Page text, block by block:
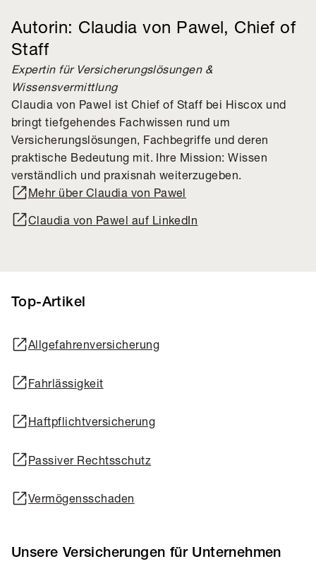
Autorin: Claudia von Pawel, Chief of
Staff
Expertin für Versicherungslösungen &
Wissensvermittlung
Claudia von Pawel ist Chief of Staff bei Hiscox und
bringt tiefgehendes Fachwissen rund um
Versicherungslösungen, Fachbegriffe und deren
praktische Bedeutung mit. Ihre Mission: Wissen
verständlich und praxisnah weiterzugeben.
Mehr über Claudia von Pawel
Claudia von Pawel auf LinkedIn
Top-Artikel
Allgefahrenversicherung
Fahrlässigkeit
Haftpflichtversicherung
Passiver Rechtsschutz
Vermögensschaden
Unsere Versicherungen für Unternehmen